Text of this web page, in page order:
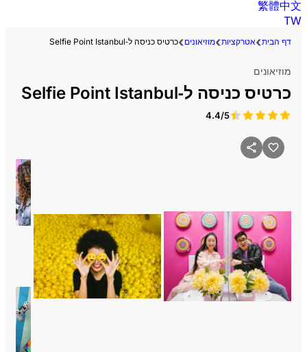
繁體中文
TW
דף הבית אטרקציות מוזיאונים כרטיס כניסה ל‑Selfie Point Istanbul
מוזיאונים
כרטיס כניסה ל‑Selfie Point Istanbul
4.4/5